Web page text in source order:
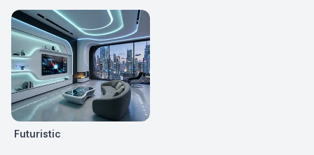
Futuristic